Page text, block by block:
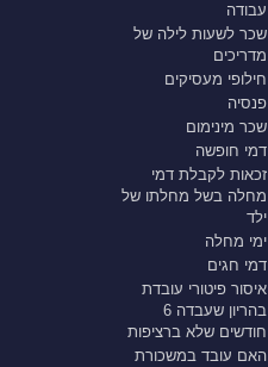
עבודה
שכר לשעות לילה של
מדריכים
חילופי מעסיקים
פנסיה
שכר מינימום
דמי חופשה
זכאות לקבלת דמי
מחלה בשל מחלתו של
ילד
ימי מחלה
דמי חגים
איסור פיטורי עובדת
בהריון שעבדה 6
חודשים שלא ברציפות
האם עובד במשכורת